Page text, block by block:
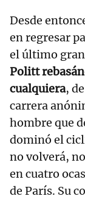
Desde
en regresar
el último
Politt
cualquiera,
carrera
hombre que
dominó el
no volverá,
en cuatro
de París. Su